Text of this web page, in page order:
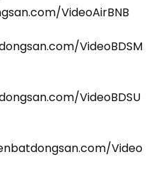
VideoAirBNB
VideoBDSM
VideoBDSU
Video